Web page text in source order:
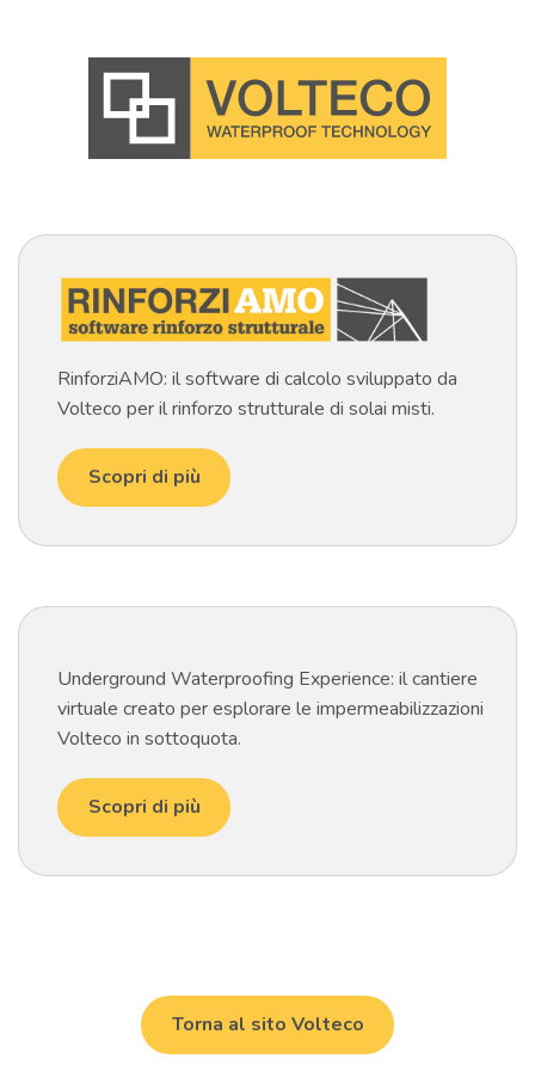
RinforziAMO: il software di calcolo sviluppato da
Volteco per il rinforzo strutturale di solai misti.
Scopri di più
Underground Waterproofing Experience: il cantiere
virtuale creato per esplorare le impermeabilizzazioni
Volteco in sottoquota.
Scopri di più
Torna al sito Volteco